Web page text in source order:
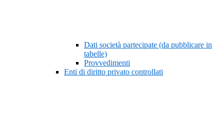
Dati società partecipate (da pubblicare in
tabelle)
Provvedimenti
Enti di diritto privato controllati